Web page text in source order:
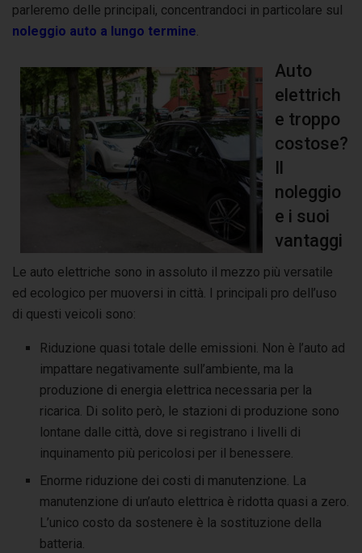
parleremo delle principali, concentrandoci in particolare sul
noleggio auto a lungo termine
Auto
elettrich
e troppo
costose?
noleggio
e i suoi
vantaggi
Le auto elettriche sono in assoluto il mezzo più versatile
ed ecologico per muoversi in città. I principali pro dell’uso
di questi veicoli sono:
Riduzione quasi totale delle emissioni. Non è l’auto ad
impattare negativamente sull’ambiente, ma la
produzione di energia elettrica necessaria per la
ricarica. Di solito però, le stazioni di produzione sono
lontane dalle città, dove si registrano i livelli di
inquinamento più pericolosi per il benessere.
Enorme riduzione dei costi di manutenzione. La
manutenzione di un’auto elettrica è ridotta quasi a zero.
L’unico costo da sostenere è la sostituzione della
batteria.